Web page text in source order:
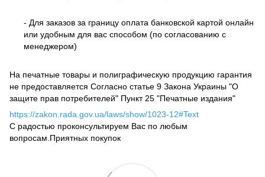
- Для заказов за границу оплата банковской картой онлайн
или удобным для вас способом (по согласованию с
менеджером)
На печатные товары и полиграфическую продукцию гарантия
не предоставляется Согласно статье 9 Закона Украины "О
защите прав потребителей" Пункт 25 "Печатные издания"
https://zakon.rada.gov.ua/laws/show/1023-12#Text
С радостью проконсультируем Вас по любым
вопросам.Приятных покупок